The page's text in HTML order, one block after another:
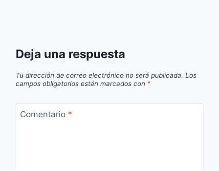
Deja una respuesta
Tu dirección de correo electrónico no será publicada. Los
campos obligatorios están marcados con *
Comentario *